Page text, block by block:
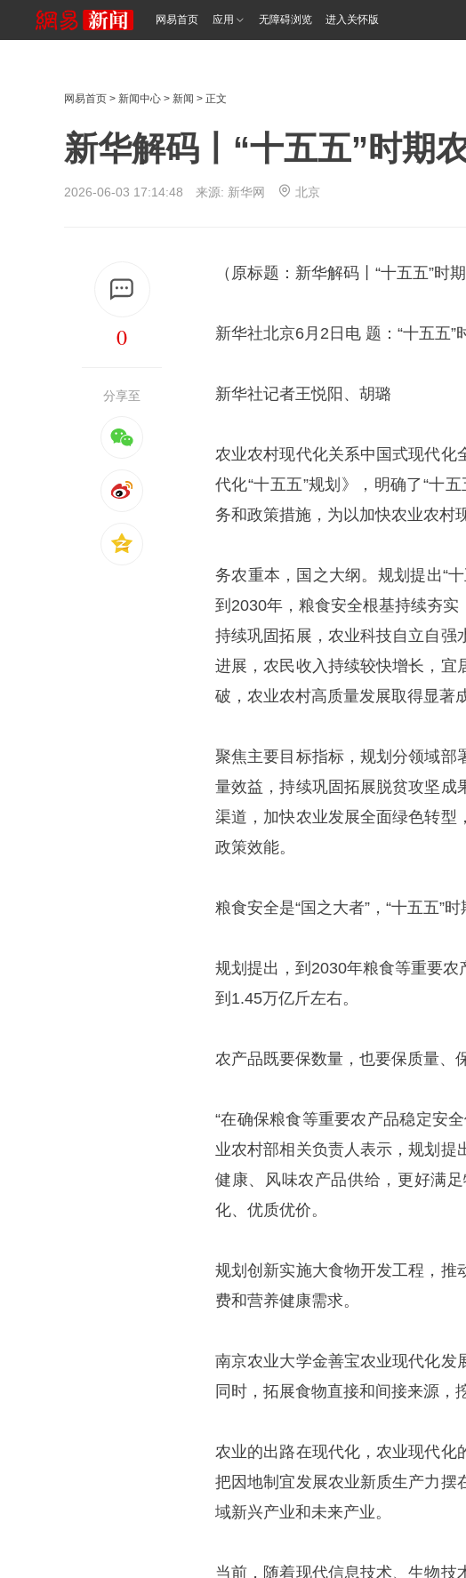
网易首页 应用 无障碍浏览 进入关怀版
网易首页 > 新闻中心 > 新闻 > 正文
新华解码丨“十五五”时期
2026-06-03 17:14:48 来源: 新华网 北京
0
分享至
（原标题：新华解码丨“十五五”时
新华社北京6月2日电 题：“十五五
新华社记者王悦阳、胡璐
农业农村现代化关系中国式现代化
代化“十五五”规划》，明确了“十
务和政策措施，为以加快农业农村
务农重本，国之大纲。规划提出“
到2030年，粮食安全根基持续夯
持续巩固拓展，农业科技自立自强
进展，农民收入持续较快增长，宜
破，农业农村高质量发展取得显著
聚焦主要目标指标，规划分领域部
量效益，持续巩固拓展脱贫攻坚成
渠道，加快农业发展全面绿色转型
政策效能。
粮食安全是“国之大者”，“十五五”
规划提出，到2030年粮食等重要
到1.45万亿斤左右。
农产品既要保数量，也要保质量、
“在确保粮食等重要农产品稳定安
业农村部相关负责人表示，规划提
健康、风味农产品供给，更好满
化、优质优价。
规划创新实施大食物开发工程，推
费和营养健康需求。
南京农业大学金善宝农业现代化发
同时，拓展食物直接和间接来源，
农业的出路在现代化，农业现代化
把因地制宜发展农业新质生产力摆
域新兴产业和未来产业。
当前，随着现代信息技术、生物技